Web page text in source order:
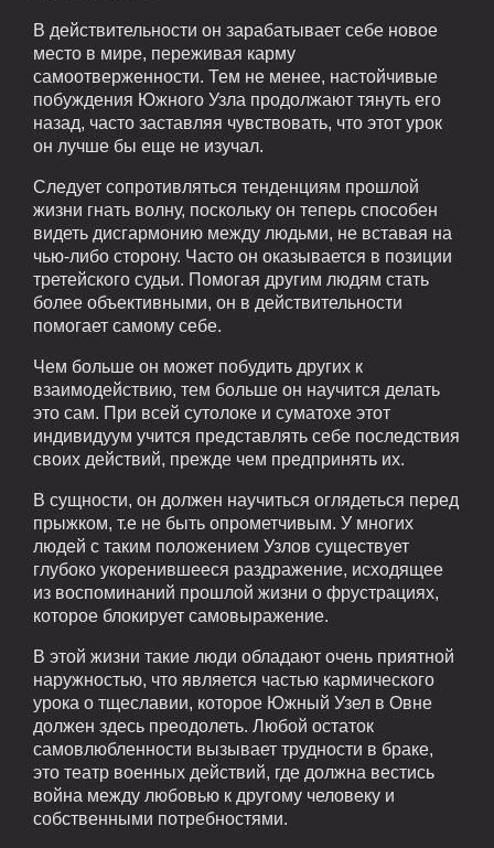
В действительности он зарабатывает себе новое
место в мире, переживая карму
самоотверженности. Тем не менее, настойчивые
побуждения Южного Узла продолжают тянуть его
назад, часто заставляя чувствовать, что этот урок
он лучше бы еще не изучал.
Следует сопротивляться тенденциям прошлой
жизни гнать волну, поскольку он теперь способен
видеть дисгармонию между людьми, не вставая на
чью-либо сторону. Часто он оказывается в позиции
третейского судьи. Помогая другим людям стать
более объективными, он в действительности
помогает самому себе.
Чем больше он может побудить других к
взаимодействию, тем больше он научится делать
это сам. При всей сутолоке и суматохе этот
индивидуум учится представлять себе последствия
своих действий, прежде чем предпринять их.
В сущности, он должен научиться оглядеться перед
прыжком, т.е не быть опрометчивым. У многих
людей с таким положением Узлов существует
глубоко укоренившееся раздражение, исходящее
из воспоминаний прошлой жизни о фрустрациях,
которое блокирует самовыражение.
В этой жизни такие люди обладают очень приятной
наружностью, что является частью кармического
урока о тщеславии, которое Южный Узел в Овне
должен здесь преодолеть. Любой остаток
самовлюбленности вызывает трудности в браке,
это театр военных действий, где должна вестись
война между любовью к другому человеку и
собственными потребностями.